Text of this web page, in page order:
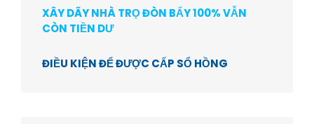
XÂY DÃY NHÀ TRỌ ĐÒN BẨY 100% VẪN
CÒN TIỀN DƯ
ĐIỀU KIỆN ĐỂ ĐƯỢC CẤP SỔ HỒNG